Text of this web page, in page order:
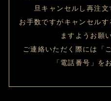
旦キャンセルし再注文
お手数ですがキャンセル
ますようお願
ご連絡いただく際には「
「電話番号」を